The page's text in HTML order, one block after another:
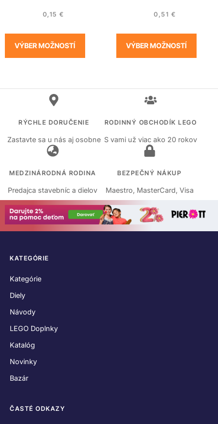
0,15 €
VÝBER MOŽNOSTÍ
0,51 €
VÝBER MOŽNOSTÍ
RÝCHLE DORUČENIE
Zastavte sa u nás aj osobne
RODINNÝ OBCHODÍK LEGO
S vami už viac ako 20 rokov
MEDZINÁRODNÁ RODINA
Predajca stavebníc a dielov
BEZPEČNÝ NÁKUP
Maestro, MasterCard, Visa
KATEGÓRIE
Kategórie
Diely
Návody
LEGO Doplnky
Katalóg
Novinky
Bazár
ČASTÉ ODKAZY